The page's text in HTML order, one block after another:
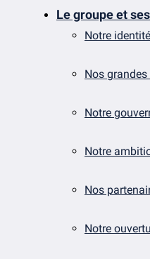
Le groupe et
Notre
Nos grandes
Notre
Notre
Nos
Notre